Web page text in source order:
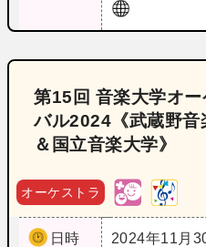
第15回 音楽大学オ
バル2024《武蔵野音
＆国立音楽大学》
オーケストラ
日時
2024年11月